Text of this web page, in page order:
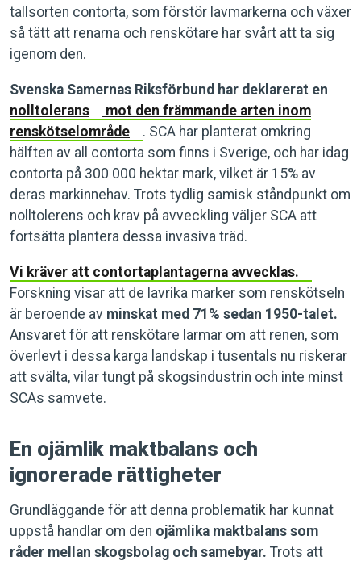
tallsorten contorta, som förstör lavmarkerna och växer
så tätt att renarna och renskötare har svårt att ta sig
igenom den.
Svenska Samernas Riksförbund har deklarerat en
nolltolerans
mot den främmande arten inom
renskötselområde
. SCA har planterat omkring
hälften av all contorta som finns i Sverige, och har idag
contorta på 300 000 hektar mark, vilket är 15% av
deras markinnehav. Trots tydlig samisk ståndpunkt om
nolltolerens och krav på avveckling väljer SCA att
fortsätta plantera dessa invasiva träd.
Vi kräver att contortaplantagerna avvecklas.
Forskning visar att de lavrika marker som renskötseln
är beroende av minskat med 71% sedan 1950-talet.
Ansvaret för att renskötare larmar om att renen, som
överlevt i dessa karga landskap i tusentals nu riskerar
att svälta, vilar tungt på skogsindustrin och inte minst
SCAs samvete.
En ojämlik maktbalans och
ignorerade rättigheter
Grundläggande för att denna problematik har kunnat
uppstå handlar om den ojämlika maktbalans som
råder mellan skogsbolag och samebyar. Trots att